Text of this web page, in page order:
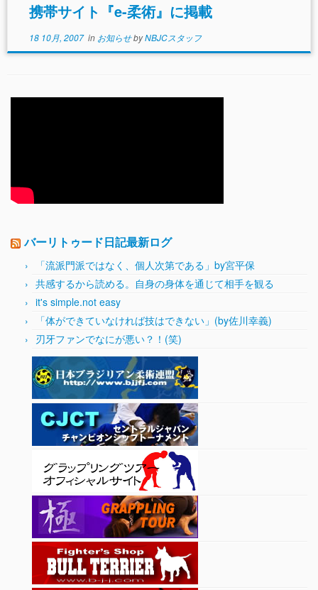
携帯サイト『e-柔術』に掲載
18 10月, 2007in お知らせbyNBJCスタッフ
バーリトゥード日記最新ログ
「流派門派ではなく、個人次第である」by宮平保
共感するから読める。自身の身体を通じて相手を観る
it's simple.not easy
「体ができていなければ技はできない」(by佐川幸義)
刃牙ファンでなにが悪い？！(笑)